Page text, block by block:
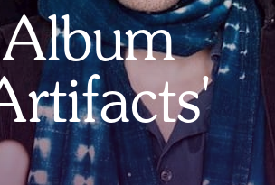
Over AB
Contact